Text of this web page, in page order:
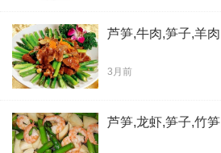
芦笋,牛肉,笋子,羊肉
3月前
芦笋,龙虾,笋子,竹笋